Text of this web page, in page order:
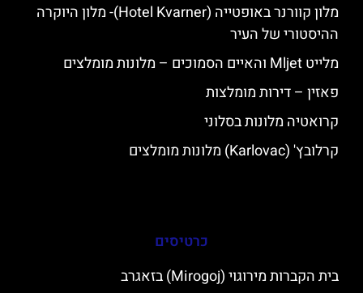
מלון קוורנר באופטייה (Hotel Kvarner)- מלון היוקרה
ההיסטורי של העיר
מלייט Mljet והאיים הסמוכים – מלונות מומלצים
פאזין – דירות מומלצות
קרואטיה מלונות בסלוני
קרלובץ' (Karlovac) מלונות מומלצים
כרטיסים
בית הקברות מירוגוי (Mirogoj) בזאגרב